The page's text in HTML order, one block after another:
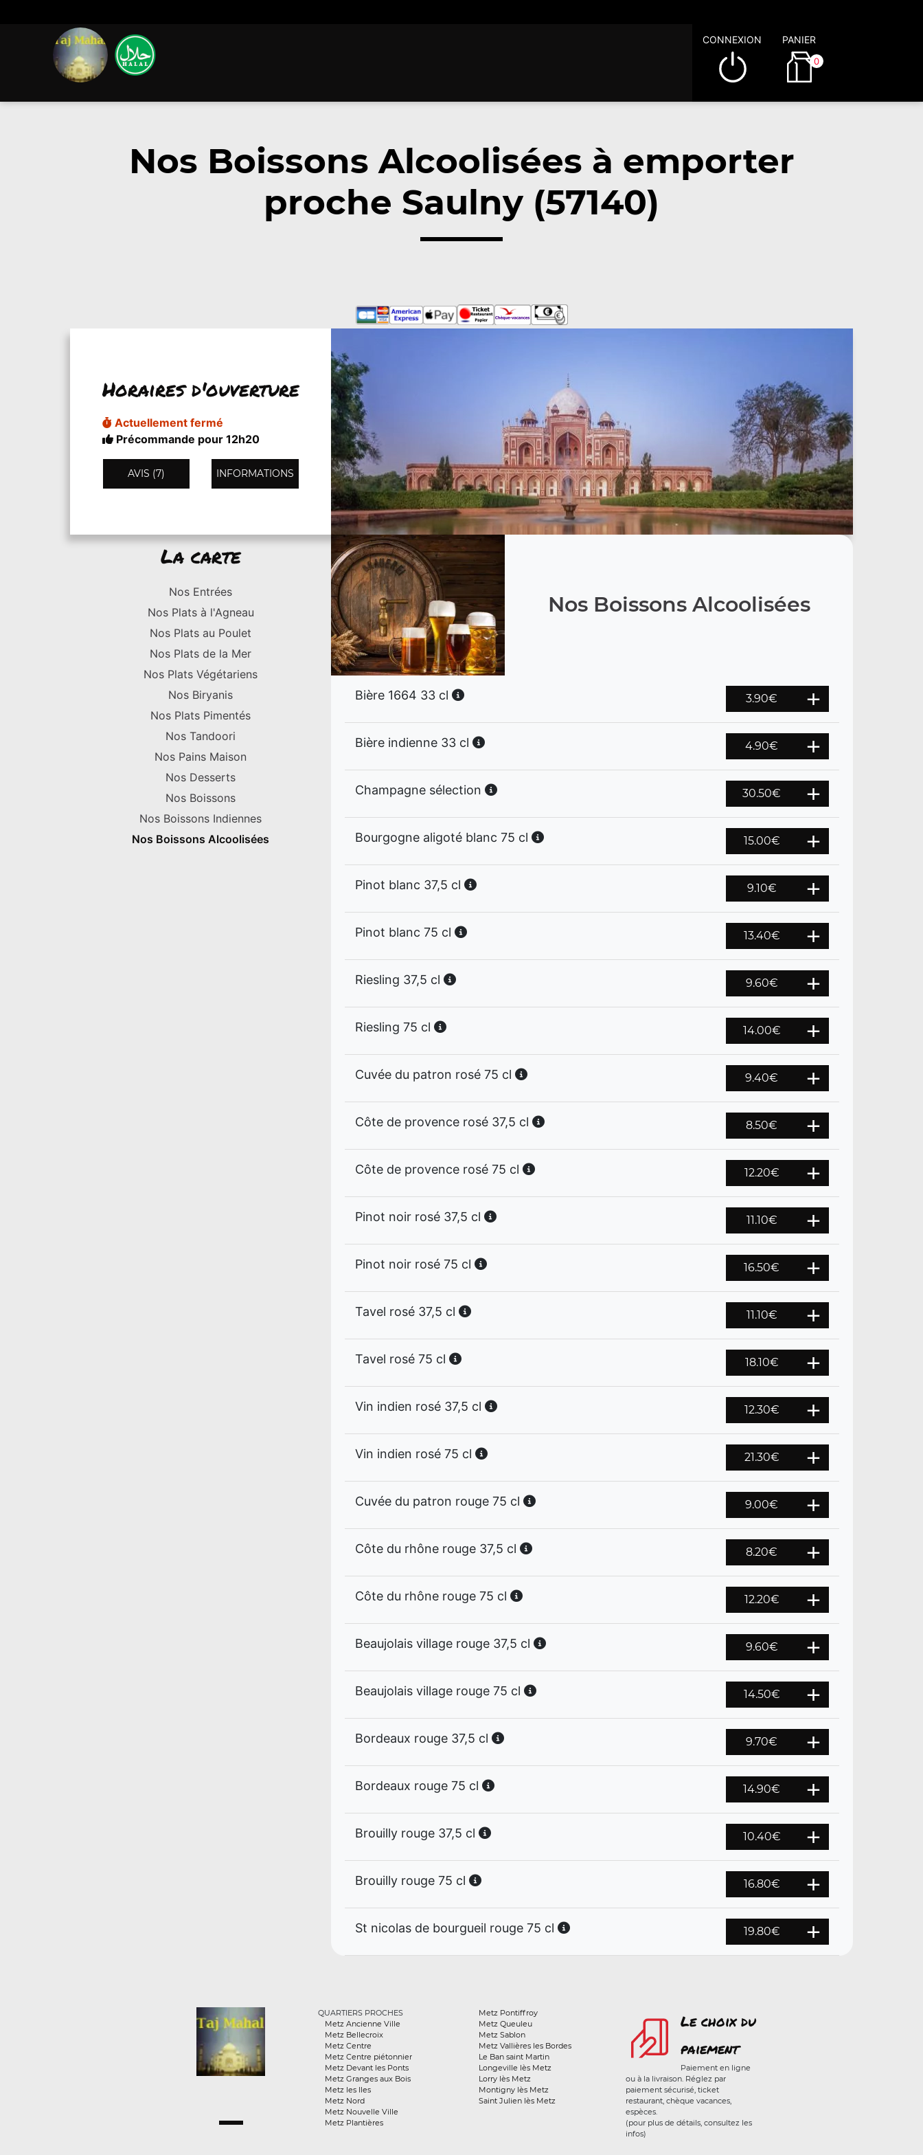
CONNEXION PANIER
0
Nos Boissons Alcoolisées à emporter
proche Saulny (57140)
Horaires d'ouverture
Actuellement fermé
Précommande pour 12h20
AVIS (7) INFORMATIONS
La carte
Nos Entrées
Nos Plats à l'Agneau
Nos Plats au Poulet
Nos Plats de la Mer
Nos Plats Végétariens
Nos Biryanis
Nos Plats Pimentés
Nos Tandoori
Nos Pains Maison
Nos Desserts
Nos Boissons
Nos Boissons Indiennes
Nos Boissons Alcoolisées
Nos Boissons Alcoolisées
Bière 1664 33 cl 3.90€
Bière indienne 33 cl 4.90€
Champagne sélection 30.50€
Bourgogne aligoté blanc 75 cl 15.00€
Pinot blanc 37,5 cl 9.10€
Pinot blanc 75 cl 13.40€
Riesling 37,5 cl 9.60€
Riesling 75 cl 14.00€
Cuvée du patron rosé 75 cl 9.40€
Côte de provence rosé 37,5 cl 8.50€
Côte de provence rosé 75 cl 12.20€
Pinot noir rosé 37,5 cl 11.10€
Pinot noir rosé 75 cl 16.50€
Tavel rosé 37,5 cl 11.10€
Tavel rosé 75 cl 18.10€
Vin indien rosé 37,5 cl 12.30€
Vin indien rosé 75 cl 21.30€
Cuvée du patron rouge 75 cl 9.00€
Côte du rhône rouge 37,5 cl 8.20€
Côte du rhône rouge 75 cl 12.20€
Beaujolais village rouge 37,5 cl 9.60€
Beaujolais village rouge 75 cl 14.50€
Bordeaux rouge 37,5 cl 9.70€
Bordeaux rouge 75 cl 14.90€
Brouilly rouge 37,5 cl 10.40€
Brouilly rouge 75 cl 16.80€
St nicolas de bourgueil rouge 75 cl 19.80€
QUARTIERS PROCHES
Metz Ancienne Ville
Metz Bellecroix
Metz Centre
Metz Centre piétonnier
Metz Devant les Ponts
Metz Granges aux Bois
Metz les Iles
Metz Nord
Metz Nouvelle Ville
Metz Plantières
Metz Pontiffroy
Metz Queuleu
Metz Sablon
Metz Vallières les Bordes
Le Ban saint Martin
Longeville lès Metz
Lorry lès Metz
Montigny lès Metz
Saint Julien lès Metz
Le choix du
paiement
Paiement en ligne
ou à la livraison. Réglez par
paiement sécurisé, ticket
restaurant, chèque vacances,
espèces.
(pour plus de détails, consultez les
infos)